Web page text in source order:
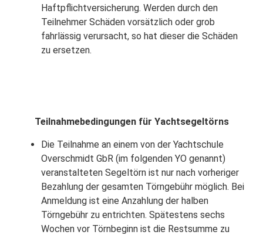
Haftpflichtversicherung. Werden durch den
Teilnehmer Schäden vorsätzlich oder grob
fahrlässig verursacht, so hat dieser die Schäden
zu ersetzen.
Teilnahmebedingungen für Yachtsegeltörns
Die Teilnahme an einem von der Yachtschule
Overschmidt GbR (im folgenden YO genannt)
veranstalteten Segeltörn ist nur nach vorheriger
Bezahlung der gesamten Törngebühr möglich. Bei
Anmeldung ist eine Anzahlung der halben
Törngebühr zu entrichten. Spätestens sechs
Wochen vor Törnbeginn ist die Restsumme zu